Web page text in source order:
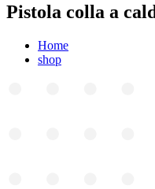
Pistola colla a
Home
shop